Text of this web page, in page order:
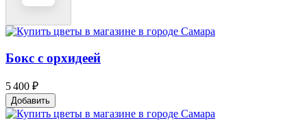
Бокс с орхидеей
5 400 ₽
Добавить